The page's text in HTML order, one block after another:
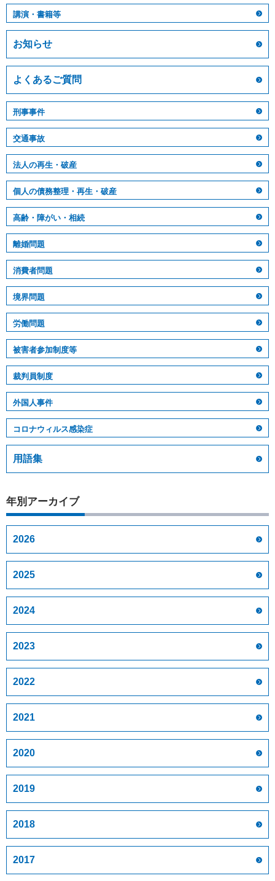
講演・書籍等
お知らせ
よくあるご質問
刑事事件
交通事故
法人の再生・破産
個人の債務整理・再生・破産
高齢・障がい・相続
離婚問題
消費者問題
境界問題
労働問題
被害者参加制度等
裁判員制度
外国人事件
コロナウィルス感染症
用語集
年別アーカイブ
2026
2025
2024
2023
2022
2021
2020
2019
2018
2017